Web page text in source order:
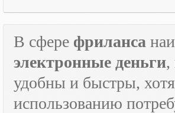
В сфере фриланса
электронные деньги,
удобны и быстры,
использованию